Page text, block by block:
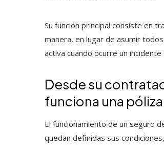
Su función principal consiste en
manera, en lugar de asumir
activa cuando ocurre un
Desde su
funciona una póliza
El funcionamiento de un seguro
quedan definidas sus